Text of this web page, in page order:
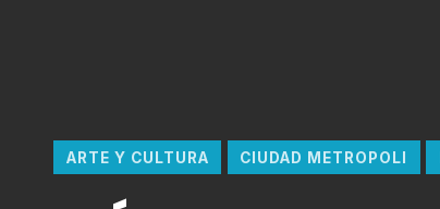
ARTE Y CULTURA CIUDAD METROPOLI